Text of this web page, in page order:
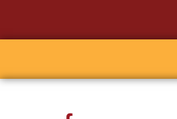
Przejdź
treści